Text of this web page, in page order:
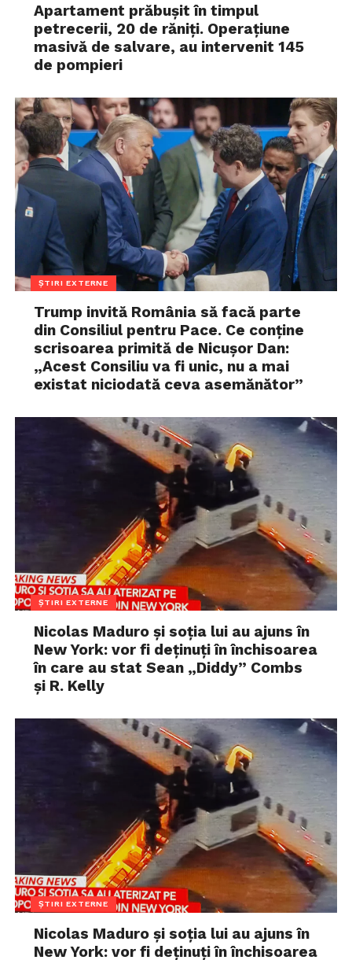
Apartament prăbușit în timpul
petrecerii, 20 de răniți. Operațiune
masivă de salvare, au intervenit 145
de pompieri
ȘTIRI EXTERNE
Trump invită România să facă parte
din Consiliul pentru Pace. Ce conține
scrisoarea primită de Nicușor Dan:
„Acest Consiliu va fi unic, nu a mai
existat niciodată ceva asemănător”
ȘTIRI EXTERNE
Nicolas Maduro și soția lui au ajuns în
New York: vor fi deținuți în închisoarea
în care au stat Sean „Diddy” Combs
și R. Kelly
ȘTIRI EXTERNE
Nicolas Maduro și soția lui au ajuns în
New York: vor fi deținuți în închisoarea